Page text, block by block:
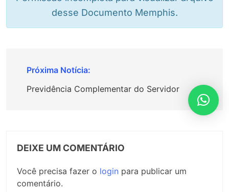
desse Documento Memphis.
Navegação
dePrevidência Complementar do Servidor
DEIXE UM COMENTÁRIO
Você precisa fazer o login para publicar um
comentário.